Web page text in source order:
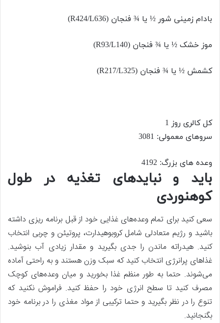
بادام زمینی شور ½ یا ¾ فنجان (R424/L636)
موز خشک ½ یا ¾ فنجان (R93/L140)
کشمش ½ یا ¾ فنجان (R217/L325)
کل کالری روز 1
سروهای معمولی: 3081
وعده های بزرگ: 4192
باید و نبایدهای تغذیه در طول
کوهنوردی
سعی کنید برای تمام وعده‌های غذایی خود از قبل برنامه ریزی داشته
باشید و رژیم متعادلی شامل کروبوهیدارت، پروتیئن و چربی انتخاب
کنید. هیدراته ماندن را جدی بگیرید و مقدار زیادی آب بنوشید.
غذاهای پرانرژی انتخاب کنید که سبک وزن هستند و به راحتی آماده
می‌شوند. حتما به طور منظم غذا بخورید و میان وعده‌های کوچک
مصرف کنید تا سطح انرژی خود را حفظ کنید. فراموش نکنید که
تنوع را در نظر بگیرید و حتما ترکیبی از مواد مغذی را در برنامه خود
بگنجانید.